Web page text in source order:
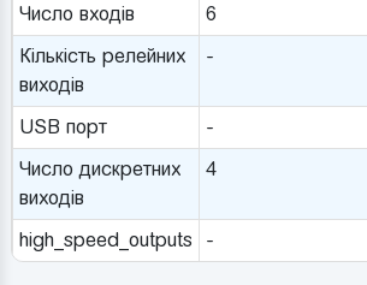
Число входів
6
Кількість релейних
виходів
-
USB порт -
Число дискретних
виходів
4
high_speed_outputs -